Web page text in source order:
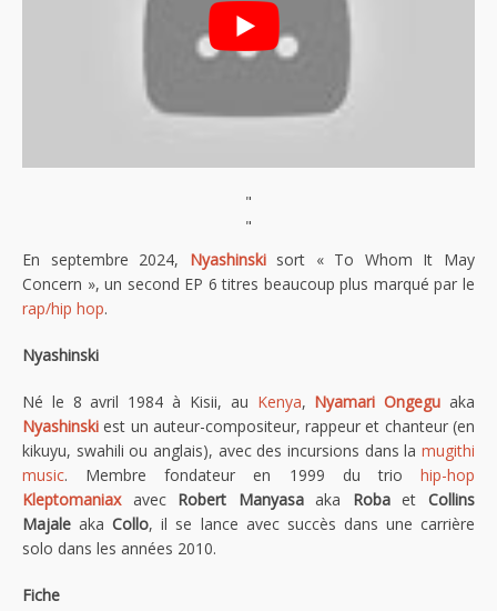
"
"
En septembre 2024, Nyashinskisort « To Whom It May
Concern », un second EP 6 titres beaucoup plus marqué par le
rap/hip hop.
Nyashinski
Né le 8 avril 1984 à Kisii, au Kenya, Nyamari Ongegu aka
Nyashinski est un auteur-compositeur, rappeur et chanteur (en
kikuyu, swahili ou anglais), avec des incursions dans la mugithi
music. Membre fondateur en 1999 du trio hip-hop
Kleptomaniaxavec Robert Manyasaaka RobaetCollins
Majale akaCollo, il se lance avec succès dans une carrière
solo dans les années 2010.
Fiche